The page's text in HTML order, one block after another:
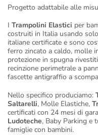
Progetto adattabile alle
I Trampolini Elastici per
costruiti in Italia usando
italiane certificate e sono
ferro zincato a caldo, molle
protezione in spugna
recinzione perimetrale a
fascette antigraffio a
Nello specifico produciamo:
Saltarelli, Molle Elastiche,
certificati con 24 mesi di
Ludoteche, Baby Parking e
famiglie con bambini.